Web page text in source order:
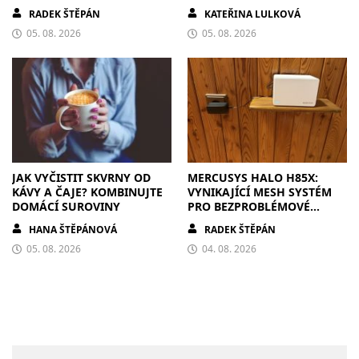
RADEK ŠTĚPÁN
05. 08. 2026
KATEŘINA LULKOVÁ
05. 08. 2026
JAK VYČISTIT SKVRNY OD
KÁVY A ČAJE? KOMBINUJTE
DOMÁCÍ SUROVINY
HANA ŠTĚPÁNOVÁ
05. 08. 2026
MERCUSYS HALO H85X:
VYNIKAJÍCÍ MESH SYSTÉM
PRO BEZPROBLÉMOVÉ
PŘIPOJENÍ V KAŽDÉ
DOMÁCNOSTI
RADEK ŠTĚPÁN
04. 08. 2026